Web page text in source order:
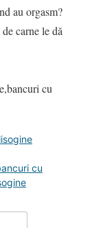
au orgasm?
carne le dă
cu
cu